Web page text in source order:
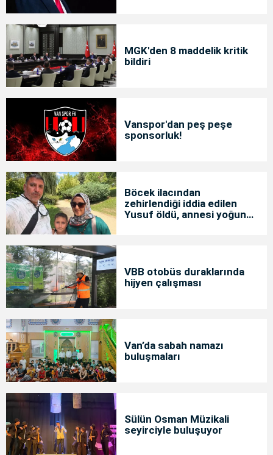
MGK'den 8 maddelik kritik
bildiri
Vanspor'dan peş peşe
sponsorluk!
Böcek ilacından
zehirlendiği iddia edilen
Yusuf öldü, annesi yoğun
VBB otobüs duraklarında
hijyen çalışması
Van’da sabah namazı
buluşmaları
Sülün Osman Müzikali
seyirciyle buluşuyor